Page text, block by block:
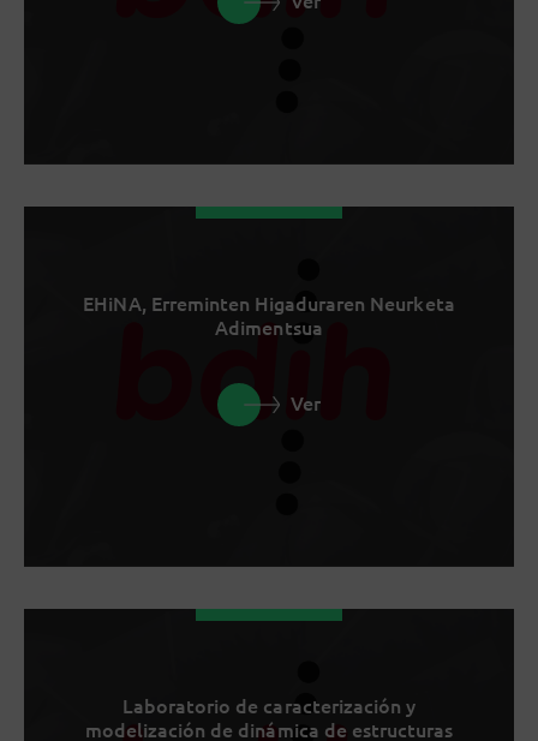
EHiNA, Erreminten Higaduraren Neurketa
Adimentsua
Ver
Laboratorio de caracterización y
modelización de dinámica de estructuras